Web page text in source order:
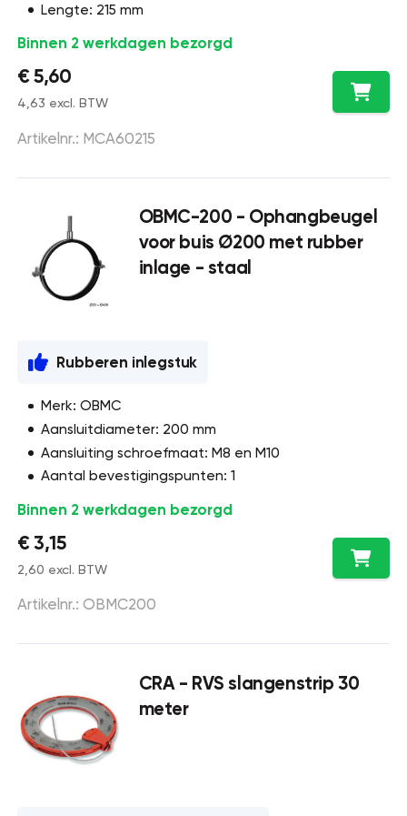
Lengte: 215 mm
Binnen 2 werkdagen bezorgd
€ 5,60
4,63 excl. BTW
Artikelnr.: MCA60215
OBMC-200 - Ophangbeugel
voor buis Ø200 met rubber
inlage - staal
Rubberen inlegstuk
Merk: OBMC
Aansluitdiameter: 200 mm
Aansluiting schroefmaat: M8 en M10
Aantal bevestigingspunten: 1
Binnen 2 werkdagen bezorgd
€ 3,15
2,60 excl. BTW
Artikelnr.: OBMC200
CRA - RVS slangenstrip 30
meter